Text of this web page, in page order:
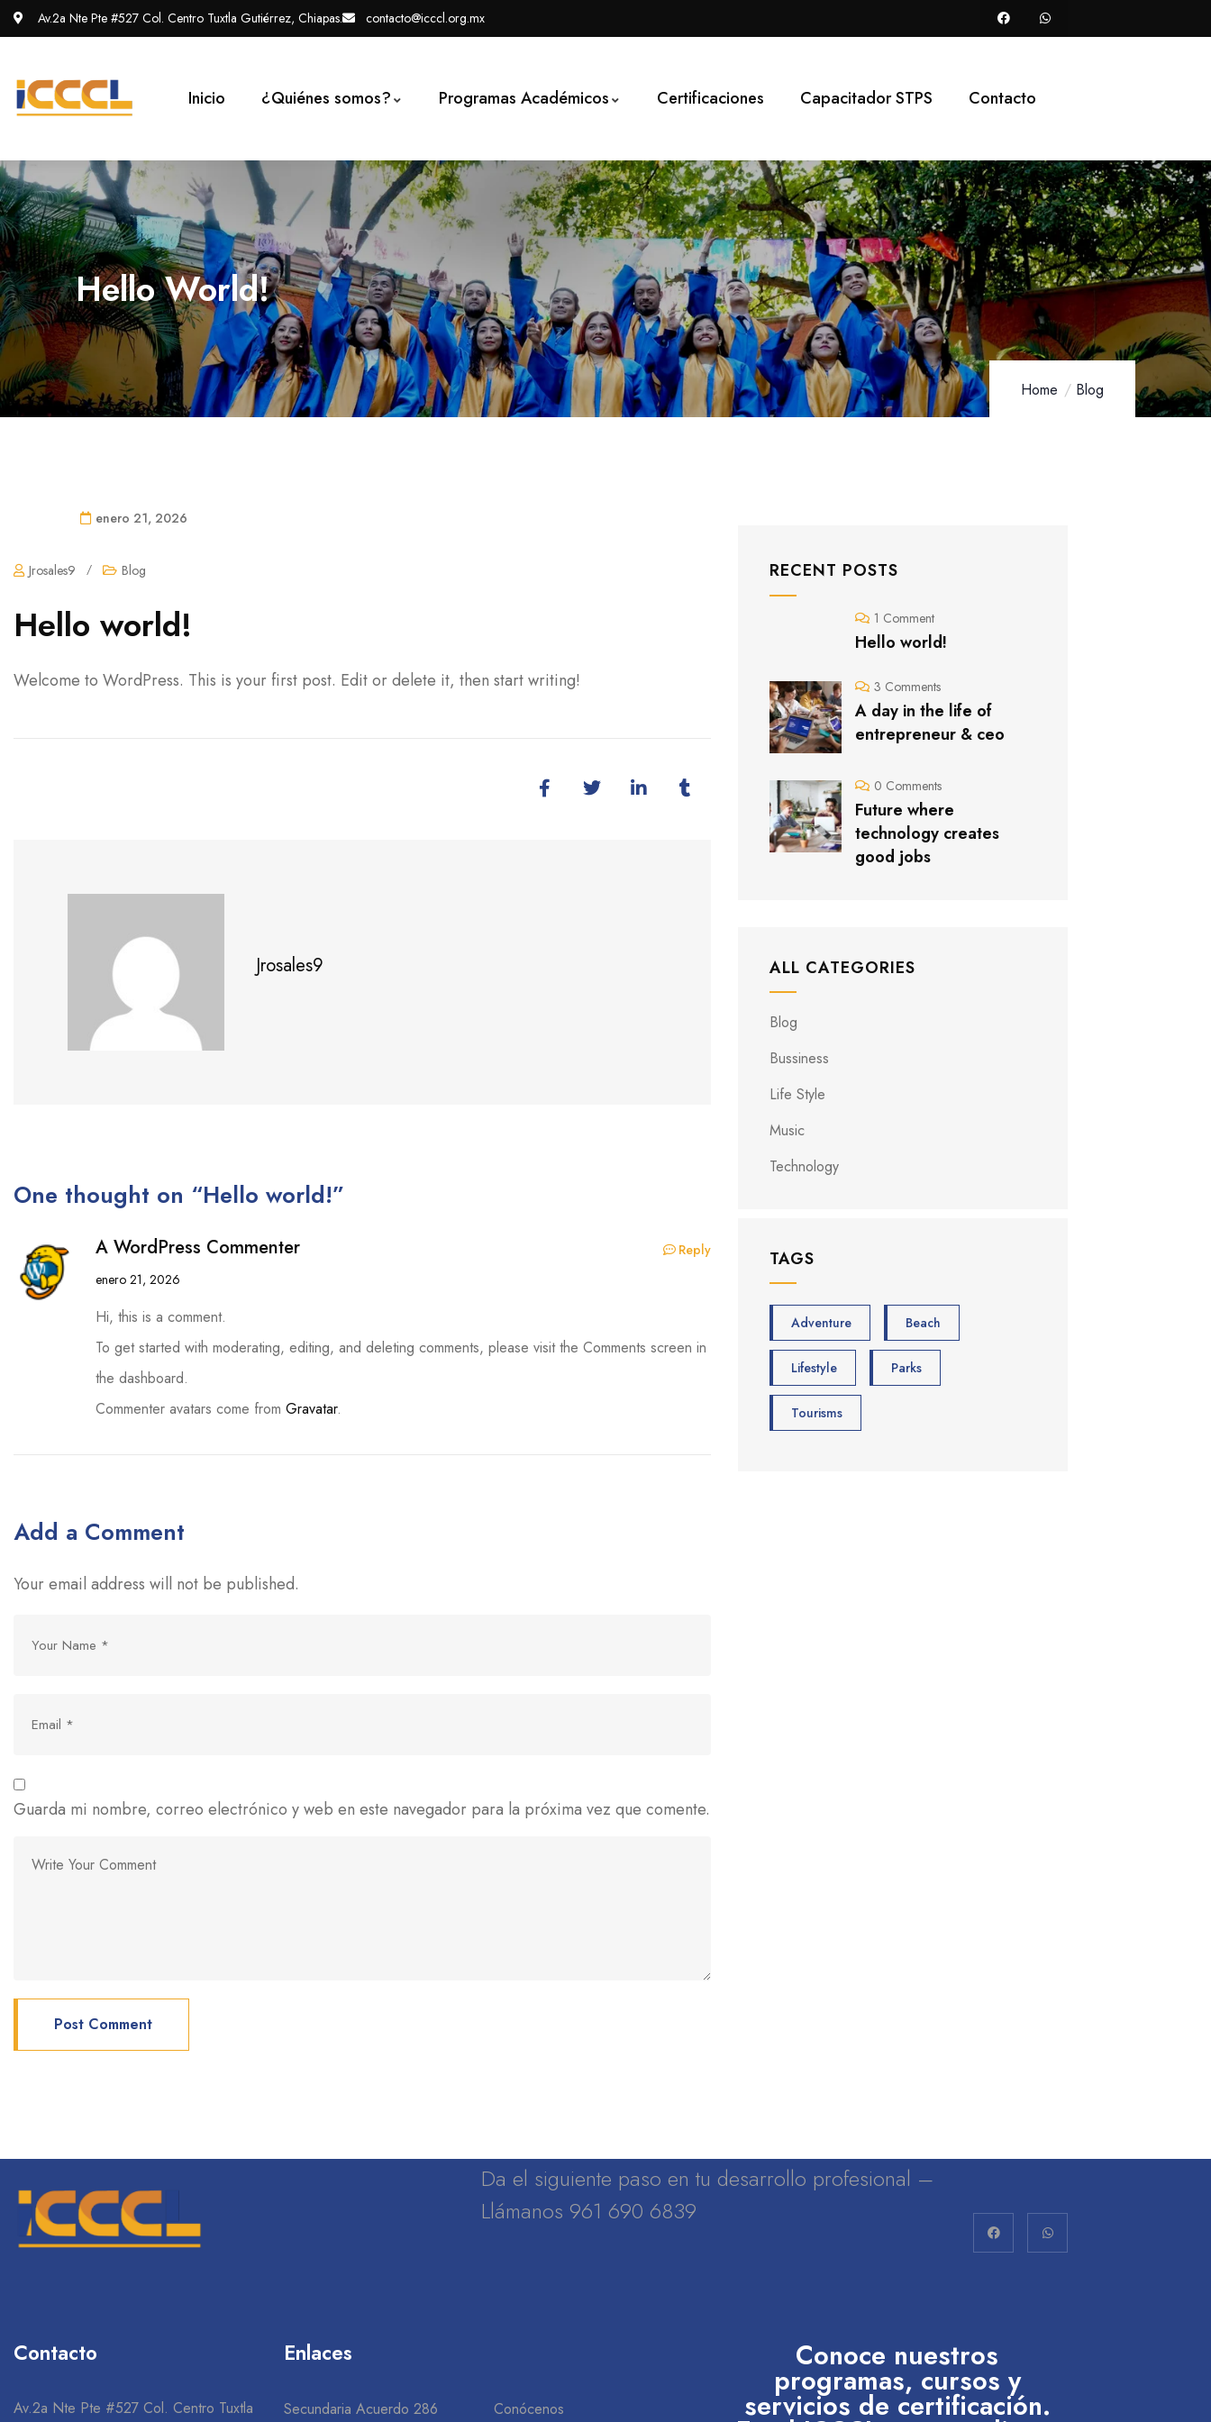
Av.2a Nte Pte #527 Col. Centro Tuxtla Gutiérrez, Chiapas. contacto@icccl.org.mx
Inicio ¿Quiénes somos? Programas Académicos Certificaciones Capacitador STPS Contacto
Hello World!
Home Blog
enero 21, 2026
Jrosales9 / Blog
Hello world!
Welcome to WordPress. This is your first post. Edit or delete it, then start writing!
Jrosales9
One thought on “Hello world!”
A WordPress Commenter
enero 21, 2026
Hi, this is a comment.
To get started with moderating, editing, and deleting comments, please visit the Comments screen in
the dashboard.
Commenter avatars come from Gravatar.
Reply
Add a Comment
Your email address will not be published.
Guarda mi nombre, correo electrónico y web en este navegador para la próxima vez que comente.
RECENT POSTS
1 Comment
Hello world!
3 Comments
A day in the life of
entrepreneur & ceo
0 Comments
Future where
technology creates
good jobs
ALL CATEGORIES
Blog
Bussiness
Life Style
Music
Technology
TAGS
Adventure Beach
Lifestyle Parks
Tourisms
Da el siguiente paso en tu desarrollo profesional –
Llámanos 961 690 6839
Contacto
Av.2a Nte Pte #527 Col. Centro Tuxtla
Enlaces
Secundaria Acuerdo 286 Conócenos
Conoce nuestros
programas, cursos y
servicios de certificación.